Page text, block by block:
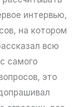
интервью,
на котором
всю
самого
это